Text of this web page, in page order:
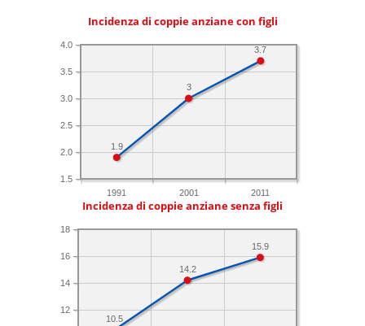
Incidenza di coppie anziane con figli
1991 2001 2011
1.5
2.0
2.5
3.0
3.5
4.0
3.7
3
1.9
Incidenza di coppie anziane senza figli
12
14
16
18
15.9
14.2
10.5